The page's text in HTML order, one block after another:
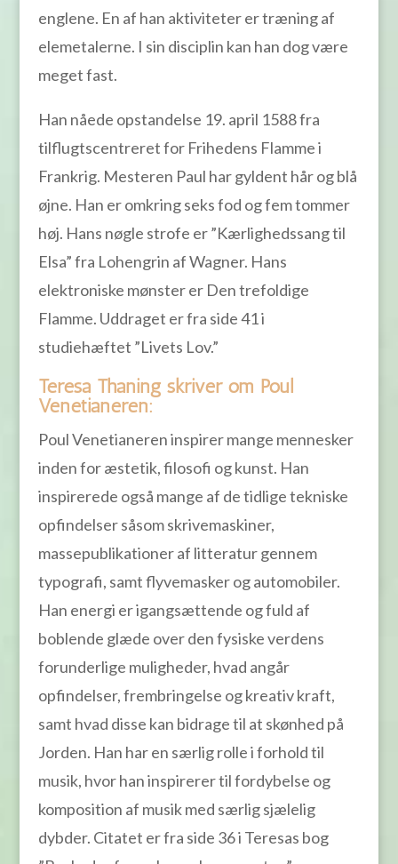
englene. En af han aktiviteter er træning af
elemetalerne. I sin disciplin kan han dog være
meget fast.
Han nåede opstandelse 19. april 1588 fra
tilflugtscentreret for Frihedens Flamme i
Frankrig. Mesteren Paul har gyldent hår og blå
øjne. Han er omkring seks fod og fem tommer
høj. Hans nøgle strofe er ”Kærlighedssang til
Elsa” fra Lohengrin af Wagner. Hans
elektroniske mønster er Den trefoldige
Flamme. Uddraget er fra side 41 i
studiehæftet ”Livets Lov.”
Teresa Thaning skriver om Poul
Venetianeren:
Poul Venetianeren inspirer mange mennesker
inden for æstetik, filosofi og kunst. Han
inspirerede også mange af de tidlige tekniske
opfindelser såsom skrivemaskiner,
massepublikationer af litteratur gennem
typografi, samt flyvemasker og automobiler.
Han energi er igangsættende og fuld af
boblende glæde over den fysiske verdens
forunderlige muligheder, hvad angår
opfindelser, frembringelse og kreativ kraft,
samt hvad disse kan bidrage til at skønhed på
Jorden. Han har en særlig rolle i forhold til
musik, hvor han inspirerer til fordybelse og
komposition af musik med særlig sjælelig
dybder. Citatet er fra side 36 i Teresas bog